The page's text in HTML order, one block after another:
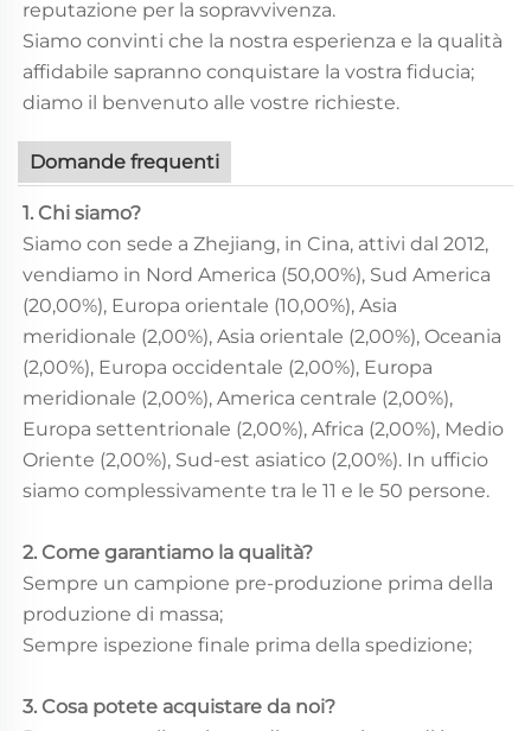
reputazione per la sopravvivenza.
Siamo convinti che la nostra esperienza e la qualità
affidabile sapranno conquistare la vostra fiducia;
diamo il benvenuto alle vostre richieste.
Domande frequenti
1. Chi siamo?
Siamo con sede a Zhejiang, in Cina, attivi dal 2012,
vendiamo in Nord America (50,00%), Sud America
(20,00%), Europa orientale (10,00%), Asia
meridionale (2,00%), Asia orientale (2,00%), Oceania
(2,00%), Europa occidentale (2,00%), Europa
meridionale (2,00%), America centrale (2,00%),
Europa settentrionale (2,00%), Africa (2,00%), Medio
Oriente (2,00%), Sud-est asiatico (2,00%). In ufficio
siamo complessivamente tra le 11 e le 50 persone.
2. Come garantiamo la qualità?
Sempre un campione pre-produzione prima della
produzione di massa;
Sempre ispezione finale prima della spedizione;
3. Cosa potete acquistare da noi?